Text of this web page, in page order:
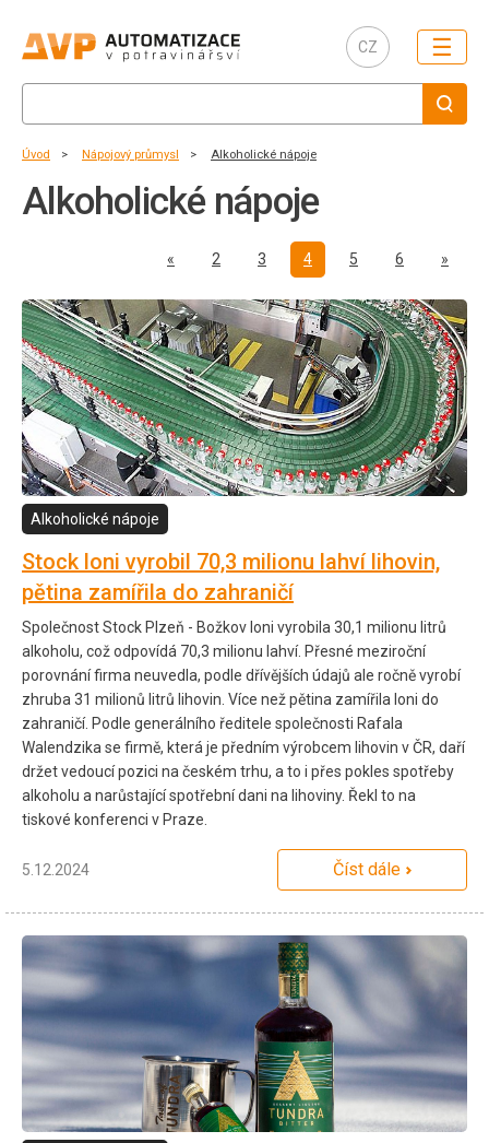
CZ ☰
Úvod Nápojový průmysl Alkoholické nápoje
Alkoholické nápoje
« Předchozí
2 3 4 5 6 »
Alkoholické nápoje
Stock loni vyrobil 70,3 milionu lahví lihovin,
pětina zamířila do zahraničí
Společnost Stock Plzeň - Božkov loni vyrobila 30,1 milionu litrů
alkoholu, což odpovídá 70,3 milionu lahví. Přesné meziroční
porovnání firma neuvedla, podle dřívějších údajů ale ročně vyrobí
zhruba 31 milionů litrů lihovin. Více než pětina zamířila loni do
zahraničí. Podle generálního ředitele společnosti Rafala
Walendzika se firmě, která je předním výrobcem lihovin v ČR, daří
držet vedoucí pozici na českém trhu, a to i přes pokles spotřeby
alkoholu a narůstající spotřební dani na lihoviny. Řekl to na
tiskové konferenci v Praze.
5.12.2024 Číst dále